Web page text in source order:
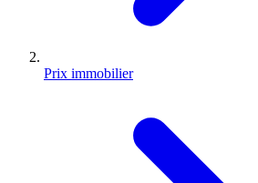
Prix immobilier